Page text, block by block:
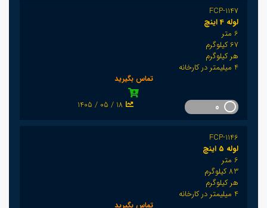
FCP-1147
لوله 4 اینچ
6 متر
67 کیلوگرم
هر کیلوگرم
4 میلیمتر در کارخانه
تماس بگیرید
1405 / 05 / 18
FCP-1146
لوله 5 اینچ
6 متر
83 کیلوگرم
هر کیلوگرم
4 میلیمتر در کارخانه
تماس بگیرید